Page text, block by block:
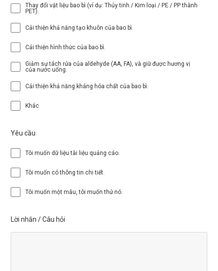
Thay đổi vật liệu bao bì (ví dụ: Thủy tinh / Kim loại / PE / PP thành
PET).
Cải thiện khả năng tạo khuôn của bao bì.
Cải thiện hình thức của bao bì.
Giảm sự tách rửa của aldehyde (AA, FA), và giữ được hương vị
của nước uống.
Cải thiện khả năng kháng hóa chất của bao bì.
Khác
Yêu cầu
Tôi muốn dữ liệu tài liệu quảng cáo.
Tôi muốn có thông tin chi tiết.
Tôi muốn một mẫu, tôi muốn thử nó.
Lời nhắn / Câu hỏi